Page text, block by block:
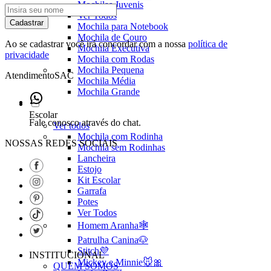
Mochilas Juvenis
Ver Todos
Mochila para Notebook
Mochila de Couro
Mochila Executiva
Mochila com Rodas
Mochila Pequena
Mochila Média
Mochila Grande
Escolar
Ver todos
Mochila com Rodinha
Mochila sem Rodinhas
Lancheira
Estojo
Kit Escolar
Garrafa
Potes
Ver Todos
Homem Aranha🕸️
Patrulha Canina🐶
Stitch💜
Mickey e Minnie🐭🎀
Cadastrar
Ao se cadastrar você irá concordar com a nossa política de
privacidade
AtendimentoSAC
Fale conosco através do chat.
NOSSAS REDES SOCIAIS
INSTITUCIONAL
QUEM SOMOS